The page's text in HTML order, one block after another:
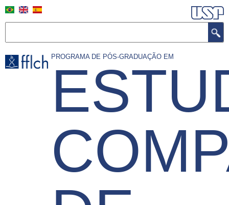
Pular
para
PROGRAMA DE PÓS-GRADUAÇÃO EM